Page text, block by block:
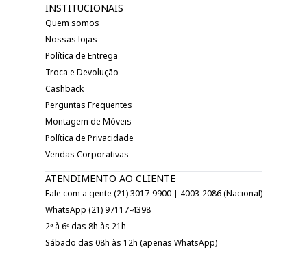
INSTITUCIONAIS
Quem somos
Nossas lojas
Política de Entrega
Troca e Devolução
Cashback
Perguntas Frequentes
Montagem de Móveis
Política de Privacidade
Vendas Corporativas
ATENDIMENTO AO CLIENTE
Fale com a gente (21) 3017-9900 | 4003-2086 (Nacional)
WhatsApp (21) 97117-4398
2ª à 6ª das 8h às 21h
Sábado das 08h às 12h (apenas WhatsApp)